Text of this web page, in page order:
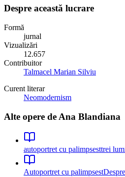
Despre această lucrare
Formă
jurnal
Vizualizări
12.657
Contribuitor
Talmacel Marian Silviu
Curent literar
Neomodernism
Alte opere de Ana Blandiana
autoportret cu palimpsesttrei
Autoportret cu palimpsest